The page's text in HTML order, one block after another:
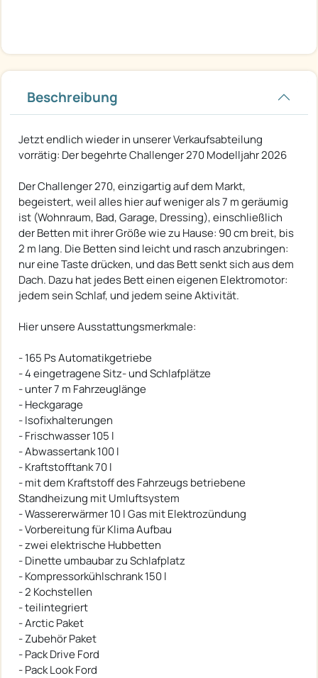
Beschreibung
Jetzt endlich wieder in unserer Verkaufsabteilung
vorrätig: Der begehrte Challenger 270 Modelljahr 2026
Der Challenger 270, einzigartig auf dem Markt,
begeistert, weil alles hier auf weniger als 7 m geräumig
ist (Wohnraum, Bad, Garage, Dressing), einschließlich
der Betten mit ihrer Größe wie zu Hause: 90 cm breit, bis
2 m lang. Die Betten sind leicht und rasch anzubringen:
nur eine Taste drücken, und das Bett senkt sich aus dem
Dach. Dazu hat jedes Bett einen eigenen Elektromotor:
jedem sein Schlaf, und jedem seine Aktivität.
Hier unsere Ausstattungsmerkmale:
- 165 Ps Automatikgetriebe
- 4 eingetragene Sitz- und Schlafplätze
- unter 7 m Fahrzeuglänge
- Heckgarage
- Isofixhalterungen
- Frischwasser 105 l
- Abwassertank 100 l
- Kraftstofftank 70 l
- mit dem Kraftstoff des Fahrzeugs betriebene
Standheizung mit Umluftsystem
- Wassererwärmer 10 l Gas mit Elektrozündung
- Vorbereitung für Klima Aufbau
- zwei elektrische Hubbetten
- Dinette umbaubar zu Schlafplatz
- Kompressorkühlschrank 150 l
- 2 Kochstellen
- teilintegriert
- Arctic Paket
- Zubehör Paket
- Pack Drive Ford
- Pack Look Ford